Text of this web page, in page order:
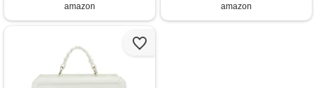
amazon
amazon